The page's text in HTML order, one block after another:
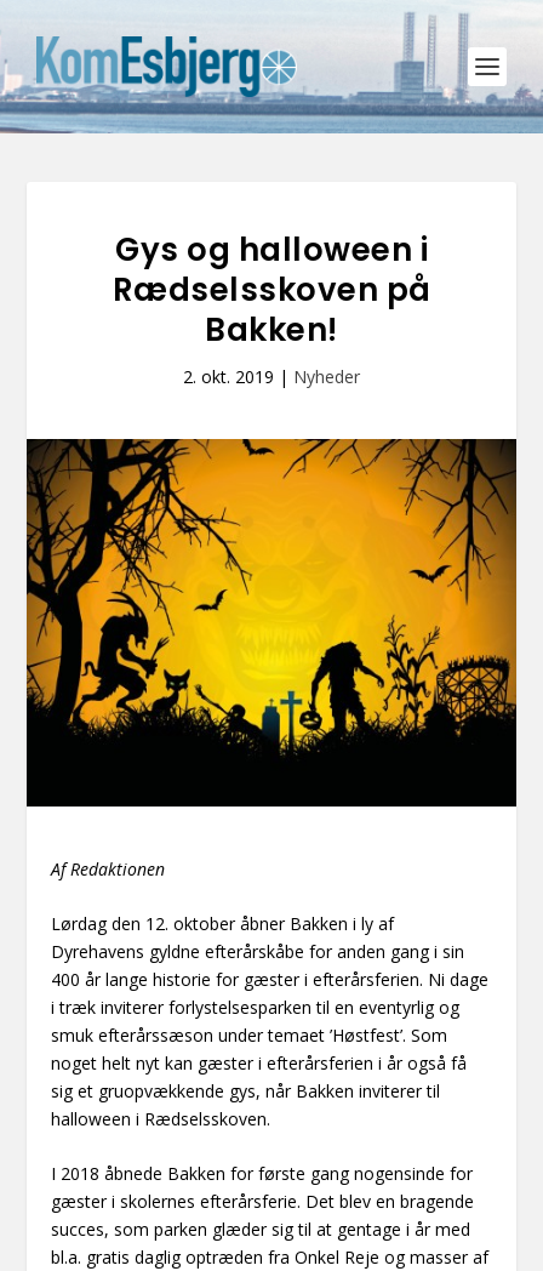
Gys og halloween i
Rædselsskoven på
Bakken!
2. okt. 2019 | Nyheder
Af Redaktionen
Lørdag den 12. oktober åbner Bakken i ly af
Dyrehavens gyldne efterårskåbe for anden gang i sin
400 år lange historie for gæster i efterårsferien. Ni dage
i træk inviterer forlystelsesparken til en eventyrlig og
smuk efterårssæson under temaet ’Høstfest’. Som
noget helt nyt kan gæster i efterårsferien i år også få
sig et gruopvækkende gys, når Bakken inviterer til
halloween i Rædselsskoven.
I 2018 åbnede Bakken for første gang nogensinde for
gæster i skolernes efterårsferie. Det blev en bragende
succes, som parken glæder sig til at gentage i år med
bl.a. gratis daglig optræden fra Onkel Reje og masser af